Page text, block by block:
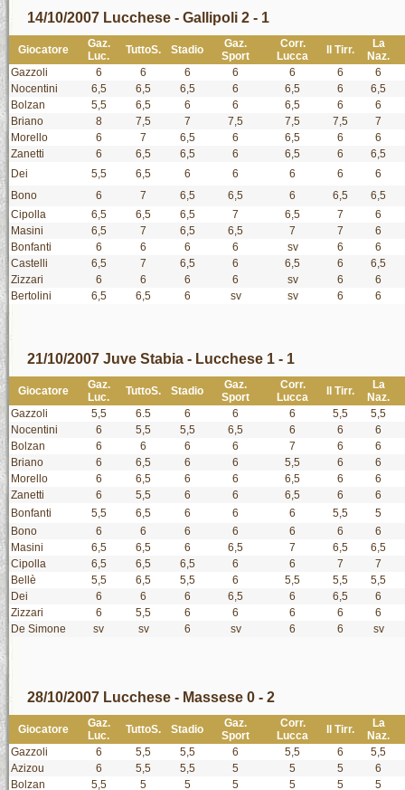
14/10/2007 Lucchese - Gallipoli 2 - 1
Giocatore
Gaz.
Luc.
TuttoS. Stadio
Gaz.
Sport
Corr.
Lucca
Il Tirr.
La
Naz.
Gazzoli
6 6 6 6 6 6
6
Nocentini
6,5 6,5 6,5 6 6,5 6
6,5
Bolzan
5,5 6,5 6 6 6,5 6
6
Briano
8 7,5 7 7,5 7,5 7,5
7
Morello
6 7 6,5 6 6,5 6
6
Zanetti
6 6,5 6,5 6 6,5 6
6,5
Dei
5,5 6,5 6 6 6 6
6
Bono
6 7 6,5 6,5 6 6,5
6,5
Cipolla
6,5 6,5 6,5 7 6,5 7
6
Masini
6,5 7 6,5 6,5 7 7
6
Bonfanti
6 6 6 6 sv 6
6
Castelli
6,5 7 6,5 6 6,5 6
6,5
Zizzari
6 6 6 6 sv 6
6
Bertolini
6,5 6,5 6 sv sv 6 6
21/10/2007 Juve Stabia - Lucchese 1 - 1
Giocatore
Gaz.
Luc.
TuttoS. Stadio
Gaz.
Sport
Corr.
Lucca
Il Tirr.
La
Naz.
Gazzoli
5,5 6.5 6 6 6 5,5
5,5
Nocentini
6 5,5 5,5 6,5 6 6
6
Bolzan
6 6 6 6 7 6
6
Briano
6 6,5 6 6 5,5 6
6
Morello
6 6,5 6 6 6,5 6
6
Zanetti
6 5,5 6 6 6,5 6
6
Bonfanti
5,5 6,5 6 6 6 5,5
5
Bono
6 6 6 6 6 6
6
Masini
6,5 6,5 6 6,5 7 6,5
6,5
Cipolla
6,5 6,5 6,5 6 6 7
7
Bellè
5,5 6,5 5,5 6 5,5 5,5
5,5
Dei
6 6 6 6,5 6 6,5
6
Zizzari
6 5,5 6 6 6 6
6
De Simone
sv sv 6 sv 6 6 sv
28/10/2007 Lucchese - Massese 0 - 2
Giocatore
Gaz.
Luc.
TuttoS. Stadio
Gaz.
Sport
Corr.
Lucca
Il Tirr.
La
Naz.
Gazzoli
6 5,5 5,5 6 5,5 6
5,5
Azizou
6 5,5 5,5 5 5 5
6
Bolzan
5,5 5 5 5 5 5 5